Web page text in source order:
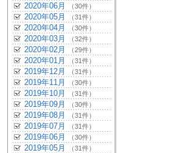
2020年06月 （30件）
2020年05月 （31件）
2020年04月 （30件）
2020年03月 （32件）
2020年02月 （29件）
2020年01月 （31件）
2019年12月 （31件）
2019年11月 （30件）
2019年10月 （31件）
2019年09月 （30件）
2019年08月 （31件）
2019年07月 （31件）
2019年06月 （30件）
2019年05月 （31件）